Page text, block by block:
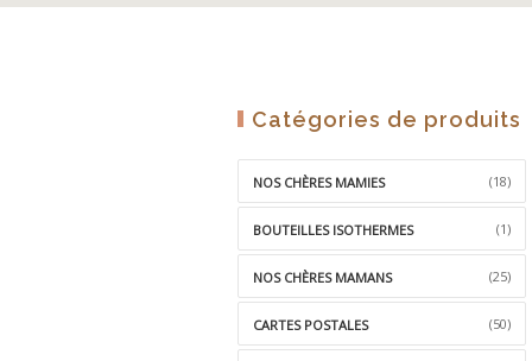
Catégories de produits
NOS CHÈRES MAMIES (18)
BOUTEILLES ISOTHERMES (1)
NOS CHÈRES MAMANS (25)
CARTES POSTALES (50)